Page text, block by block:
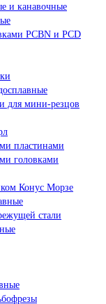
и канавочные
PCBN и PCD
для мини-резцов
пластинами
головками
Конус Морзе
стали